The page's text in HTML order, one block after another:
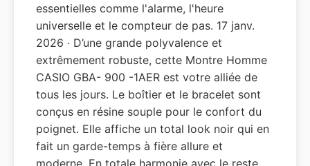
essentielles comme l'alarme, l'heure
universelle et le compteur de pas. 17 janv.
2026 · D’une grande polyvalence et
extrêmement robuste, cette Montre Homme
CASIO GBA- 900 -1AER est votre alliée de
tous les jours. Le boîtier et le bracelet sont
conçus en résine souple pour le confort du
poignet. Elle affiche un total look noir qui en
fait un garde-temps à fière allure et
moderne. En totale harmonie avec le reste